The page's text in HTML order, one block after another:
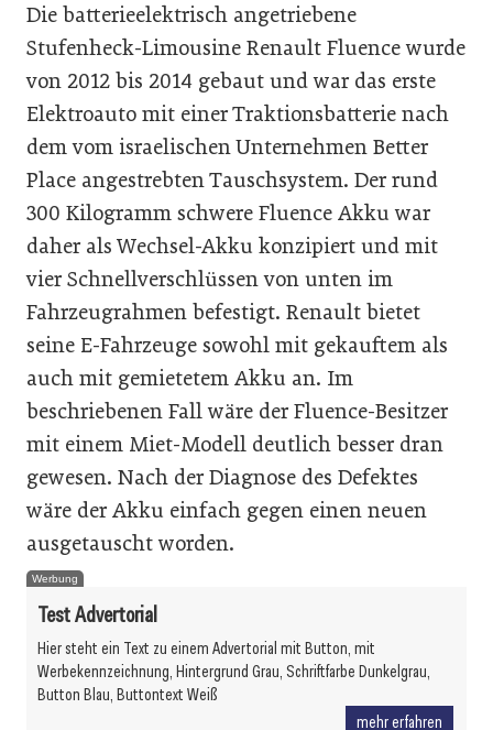
Die batterieelektrisch angetriebene
Stufenheck-Limousine Renault Fluence wurde
von 2012 bis 2014 gebaut und war das erste
Elektroauto mit einer Traktionsbatterie nach
dem vom israelischen Unternehmen Better
Place angestrebten Tauschsystem. Der rund
300 Kilogramm schwere Fluence Akku war
daher als Wechsel-Akku konzipiert und mit
vier Schnellverschlüssen von unten im
Fahrzeugrahmen befestigt. Renault bietet
seine E-Fahrzeuge sowohl mit gekauftem als
auch mit gemietetem Akku an. Im
beschriebenen Fall wäre der Fluence-Besitzer
mit einem Miet-Modell deutlich besser dran
gewesen. Nach der Diagnose des Defektes
wäre der Akku einfach gegen einen neuen
ausgetauscht worden.
Werbung
Test Advertorial
Hier steht ein Text zu einem Advertorial mit Button, mit
Werbekennzeichnung, Hintergrund Grau, Schriftfarbe Dunkelgrau,
Button Blau, Buttontext Weiß
mehr erfahren